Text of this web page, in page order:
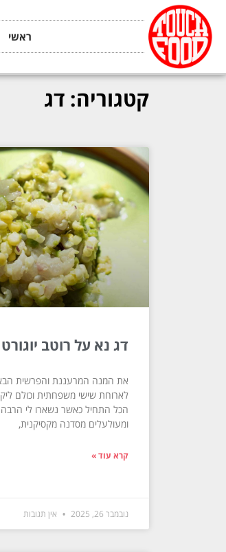
ראשי
קטגוריה: דג
דג נא על רוטב
את המנה המרעננת והפרשית
לארוחת שישי משפחתית וכולם
הכל התחיל כאשר נשארו לי הרבה
ומעולעלים מסדנה מקסיקנית,
קרא עוד »
נובמבר 26, 2025 אין תגובות